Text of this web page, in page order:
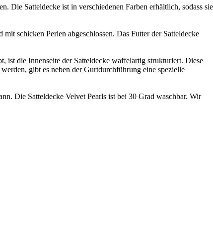
Die Satteldecke ist in verschiedenen Farben erhältlich, sodass sie
schicken Perlen abgeschlossen. Das Futter der Satteldecke
ist die Innenseite der Satteldecke waffelartig strukturiert. Diese
gibt es neben der Gurtdurchführung eine spezielle
Die Satteldecke Velvet Pearls ist bei 30 Grad waschbar. Wir